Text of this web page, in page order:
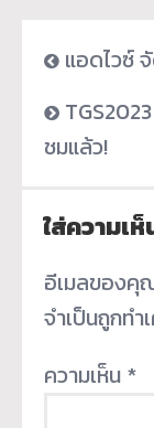
แอดไวซ์
ชมแล้ว!
ใส่ความเ
อีเมลของคุ
จำเป็นถูกทำ
ความเห็น *